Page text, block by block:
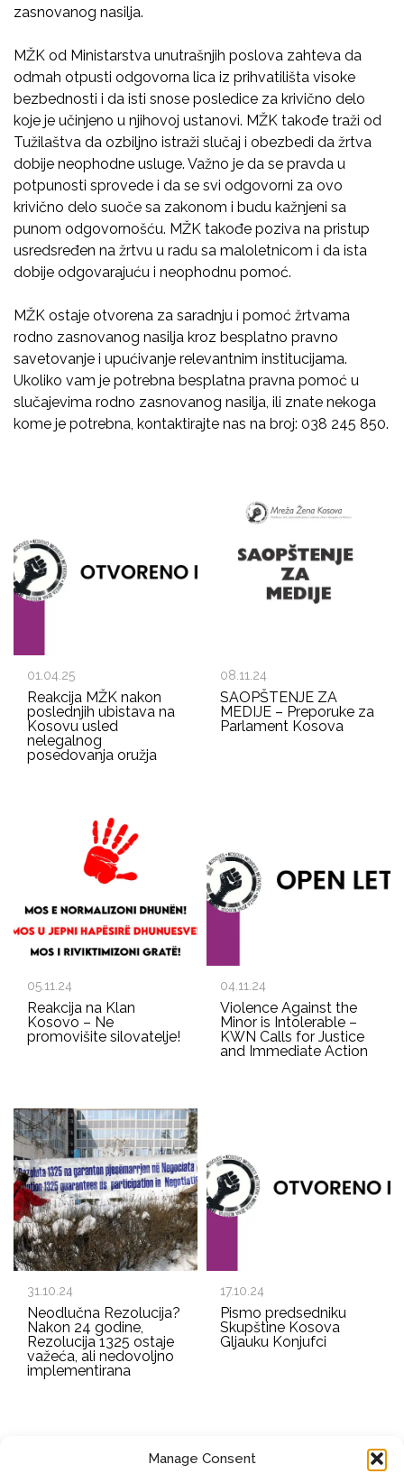
Manage Consent
zasnovanog nasilja.
MŽK od Ministarstva unutrašnjih poslova zahteva da
odmah otpusti odgovorna lica iz prihvatilišta visoke
bezbednosti i da isti snose posledice za krivično delo
koje je učinjeno u njihovoj ustanovi. MŽK takođe traži od
Tužilaštva da ozbiljno istraži slučaj i obezbedi da žrtva
dobije neophodne usluge. Važno je da se pravda u
potpunosti sprovede i da se svi odgovorni za ovo
krivično delo suoče sa zakonom i budu kažnjeni sa
punom odgovornošću. MŽK takođe poziva na pristup
usredsređen na žrtvu u radu sa maloletnicom i da ista
dobije odgovarajuću i neophodnu pomoć.
MŽK ostaje otvorena za saradnju i pomoć žrtvama
rodno zasnovanog nasilja kroz besplatno pravno
savetovanje i upućivanje relevantnim institucijama.
Ukoliko vam je potrebna besplatna pravna pomoć u
slučajevima rodno zasnovanog nasilja, ili znate nekoga
kome je potrebna, kontaktirajte nas na broj: 038 245 850.
01.04.25
Reakcija MŽK nakon
poslednjih ubistava na
Kosovu usled
nelegalnog
posedovanja oružja
08.11.24
SAOPŠTENJE ZA
MEDIJE – Preporuke za
Parlament Kosova
05.11.24
Reakcija na Klan
Kosovo – Ne
promovišite silovatelje!
04.11.24
Violence Against the
Minor is Intolerable –
KWN Calls for Justice
and Immediate Action
31.10.24
Neodlučna Rezolucija?
Nakon 24 godine,
Rezolucija 1325 ostaje
važeća, ali nedovoljno
implementirana
17.10.24
Pismo predsedniku
Skupštine Kosova
Gljauku Konjufci